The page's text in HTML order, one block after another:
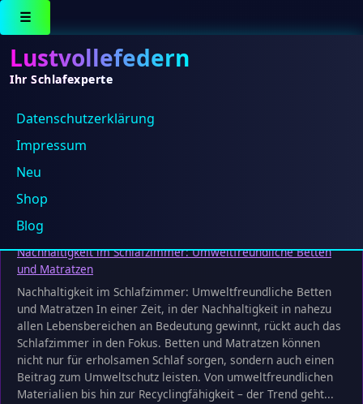
☰
Lustvollefedern
Ihr Schlafexperte
Datenschutz­erklärung
Impressum
Neu
Shop
Blog
Bassetti
Auswahl entsprechen.
Nachhaltigkeit im Schlafzimmer: Umweltfreundliche Betten
und Matratzen
Nachhaltigkeit im Schlafzimmer: Umweltfreundliche Betten
und Matratzen In einer Zeit, in der Nachhaltigkeit in nahezu
allen Lebensbereichen an Bedeutung gewinnt, rückt auch das
Schlafzimmer in den Fokus. Betten und Matratzen können
nicht nur für erholsamen Schlaf sorgen, sondern auch einen
Beitrag zum Umweltschutz leisten. Von umweltfreundlichen
Materialien bis hin zur Recyclingfähigkeit – der Trend geht...